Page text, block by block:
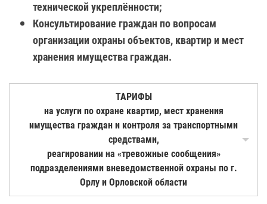
технической укреплённости;
Консультирование граждан по вопросам
организации охраны объектов, квартир и мест
хранения имущества граждан.
ТАРИФЫ
на услуги по охране квартир, мест хранения
имущества граждан и контроля за транспортными
средствами,
реагировании на «тревожные сообщения»
подразделениями вневедомственной охраны по г.
Орлу и Орловской области